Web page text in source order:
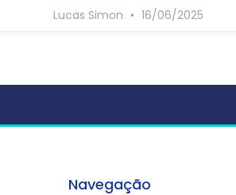
Lucas Simon 16/06/2025
Navegação